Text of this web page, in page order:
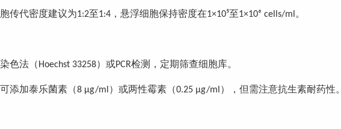
传代密度建议为1:2至1:4 ，悬浮细胞保持密度在1×10⁵至1×10⁶ cells/ml。
色法（Hoechst 33258）或PCR检测，定期筛查细胞库。
添加泰乐菌素（8 μg/ml）或两性霉素（0.25 μg/ml），但需注意抗生素耐药性。